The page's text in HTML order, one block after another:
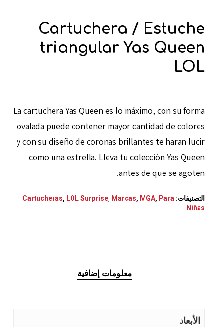
Cartuchera / Estuche
triangular Yas Queen
LOL
La cartuchera Yas Queen es lo máximo, con su forma
ovalada puede contener mayor cantidad de colores
y con su diseño de coronas brillantes te haran lucir
como una estrella. Lleva tu colección Yas Queen
antes de que se agoten.
التصنيفات: Cartucheras, LOL Surprise, Marcas, MGA, Para
Niñas
معلومات إضافية
الأبعاد